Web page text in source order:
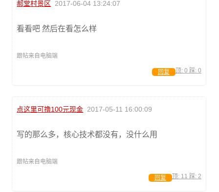
郝堂村景区 2017-06-04 13:24:07
看看吧 然后在看怎么样
跟帖来自电脑端
顶: 0 踩: 0
回复
点这里可撸100元现金 2017-05-11 16:00:09
写的那么多，核心技术都没有，没什么用
跟帖来自电脑端
顶: 11 踩: 2
回复